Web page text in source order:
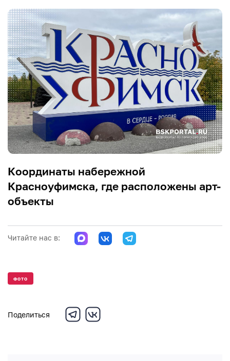
Координаты набережной
Красноуфимска, где расположены арт-
объекты
Читайте нас в:
ФОТО
Поделиться